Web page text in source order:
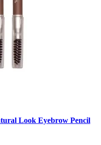
Look Eyebrow Pencil